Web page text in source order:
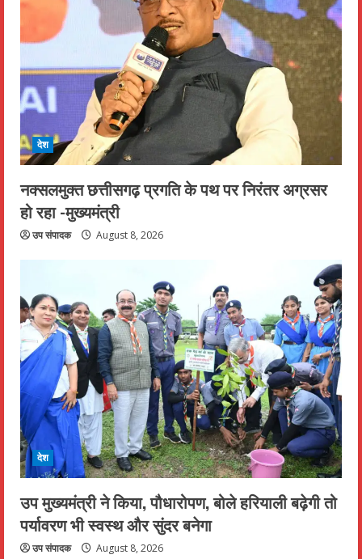
देश
नक्सलमुक्त छत्तीसगढ़ प्रगति के पथ पर निरंतर अग्रसर
हो रहा -मुख्यमंत्री
उप संपादक August 8, 2026
देश
उप मुख्यमंत्री ने किया, पौधारोपण, बोले हरियाली बढ़ेगी तो
पर्यावरण भी स्वस्थ और सुंदर बनेगा
उप संपादक August 8, 2026